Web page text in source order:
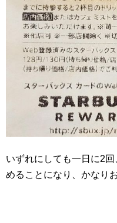
いずれにしても一日に2
めることになり、かなり